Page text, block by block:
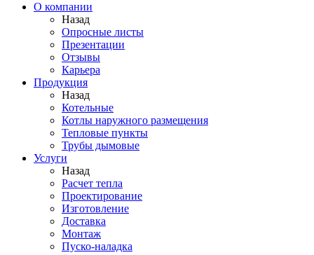
О компании
Назад
Опросные листы
Презентации
Отзывы
Карьера
Продукция
Назад
Котельные
Котлы наружного размещения
Тепловые пункты
Трубы дымовые
Услуги
Назад
Расчет тепла
Проектирование
Изготовление
Доставка
Монтаж
Пуско-наладка